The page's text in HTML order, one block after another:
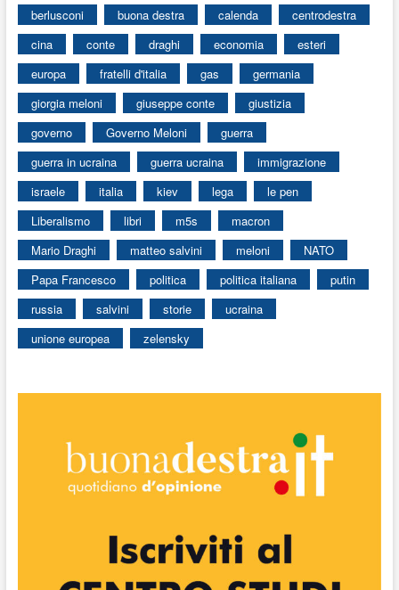
berlusconi buona destra calenda
centrodestra
cina
conte draghi economia
esteri
europa
fratelli d'italia gas
germania
giorgia meloni
giuseppe conte
giustizia
governo
Governo Meloni
guerra
guerra in ucraina
guerra ucraina
immigrazione
israele
italia kiev lega
le pen
Liberalismo
libri m5s
macron
Mario Draghi
matteo salvini meloni
NATO
Papa Francesco
politica politica italiana
putin
russia
salvini storie
ucraina
unione europea
zelensky